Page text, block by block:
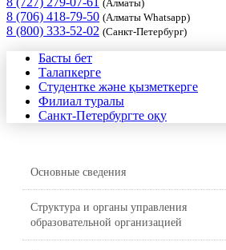
(Алматы)
8 (706) 418-79-50 (Алматы Whatsapp)
8 (800) 333-52-02 (Санкт-Петербург)
Басты бет
Талапкерге
Студентке және қызметкерге
Филиал туралы
Санкт-Петербургте оқу
Основные сведения
Структура и органы управления
образовательной организацией